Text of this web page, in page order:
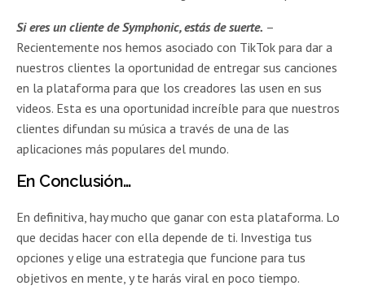
Si eres un cliente de Symphonic, estás de suerte. –
Recientemente nos hemos asociado con TikTok para dar a
nuestros clientes la oportunidad de entregar sus canciones
en la plataforma para que los creadores las usen en sus
videos. Esta es una oportunidad increíble para que nuestros
clientes difundan su música a través de una de las
aplicaciones más populares del mundo.
En Conclusión…
En definitiva, hay mucho que ganar con esta plataforma. Lo
que decidas hacer con ella depende de ti. Investiga tus
opciones y elige una estrategia que funcione para tus
objetivos en mente, y te harás viral en poco tiempo.